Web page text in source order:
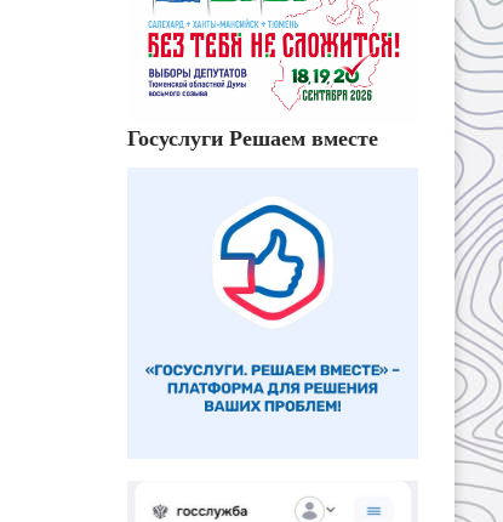
Госуслуги Решаем вместе